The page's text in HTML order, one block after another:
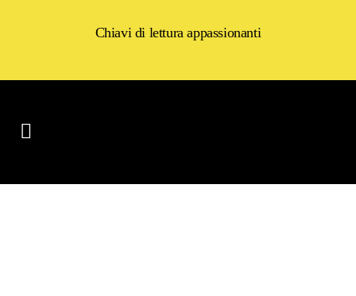
Chiavi di lettura appassionanti